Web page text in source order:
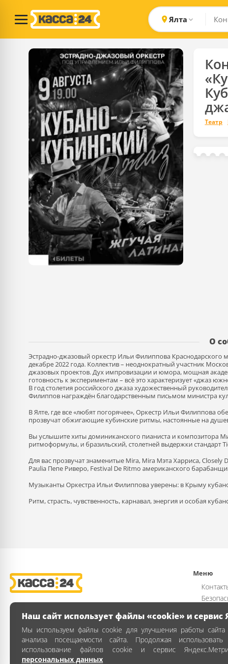
Ялта
Театр
О
Эстрадно-джазовый оркестр Ильи Филиппова
декабре 2022 года. Коллектив – неоднократный участник
джазовых проектов. Дух импровизации и юмора, мощная
готовность к экспериментам – всё это характеризует «джаз
В год столетия российского джаза художественный
Филиппов награждён благодарственным письмом министра
В Ялте, где все «любят погорячее», Оркестр Ильи Филиппова
прозвучат обжигающие кубинские ритмы, настоянные на
Вы услышите хиты доминиканского пианиста и композитора
ритмоформулы, и бразильский, столетней выдержки стандарт
Для вас прозвучат знаменитые Mira, Mira Мэта Харриса,
Paulia Пепе Риверо, Festival De Ritmo американского
Музыканты Оркестра Ильи Филиппова уверены: в Крыму
Ритм, страсть, чувственность, карнавал, энергия и особая
Меню
Как
Наш сайт использует файлы «cookie» и сервис
Мы используем файлы cookie для улучшения работы сайта
анализа посещаемости сайта. Продолжая
использование файлов cookie и сервис
персональных данных